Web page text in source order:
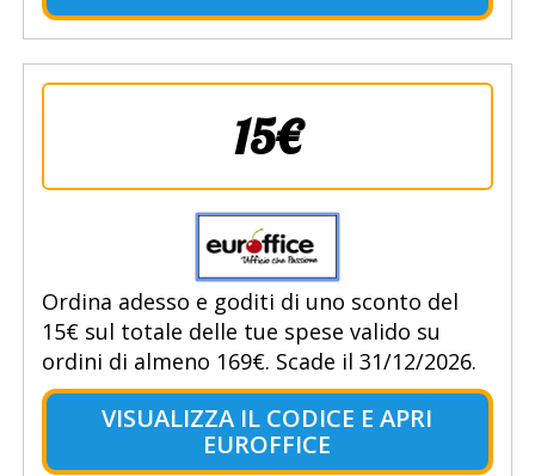
15€
Ordina adesso e goditi di uno sconto del
15€ sul totale delle tue spese valido su
ordini di almeno 169€. Scade il 31/12/2026.
VISUALIZZA IL CODICE E APRI
EUROFFICE